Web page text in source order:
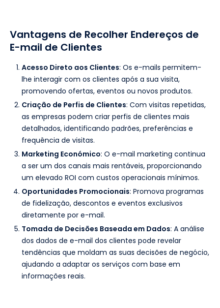
Vantagens de Recolher Endereços de
E-mail de Clientes
Acesso Direto aos Clientes: Os e-mails permitem-
lhe interagir com os clientes após a sua visita,
promovendo ofertas, eventos ou novos produtos.
Criação de Perfis de Clientes: Com visitas repetidas,
as empresas podem criar perfis de clientes mais
detalhados, identificando padrões, preferências e
frequência de visitas.
Marketing Económico: O e-mail marketing continua
a ser um dos canais mais rentáveis, proporcionando
um elevado ROI com custos operacionais mínimos.
Oportunidades Promocionais: Promova programas
de fidelização, descontos e eventos exclusivos
diretamente por e-mail.
Tomada de Decisões Baseada em Dados: A análise
dos dados de e-mail dos clientes pode revelar
tendências que moldam as suas decisões de negócio,
ajudando a adaptar os serviços com base em
informações reais.